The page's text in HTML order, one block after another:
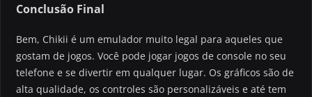
Conclusão Final
Bem, Chikii é um emulador muito legal para aqueles que
gostam de jogos. Você pode jogar jogos de console no seu
telefone e se divertir em qualquer lugar. Os gráficos são de
alta qualidade, os controles são personalizáveis e até tem